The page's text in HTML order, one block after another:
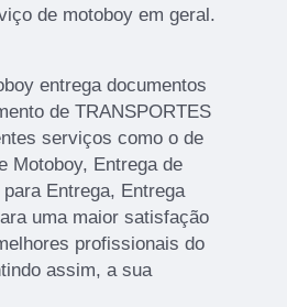
de motoboy em geral.
entrega documentos
de TRANSPORTES
serviços como o de
Motoboy, Entrega de
Entrega, Entrega
uma maior satisfação
profissionais do
assim, a sua